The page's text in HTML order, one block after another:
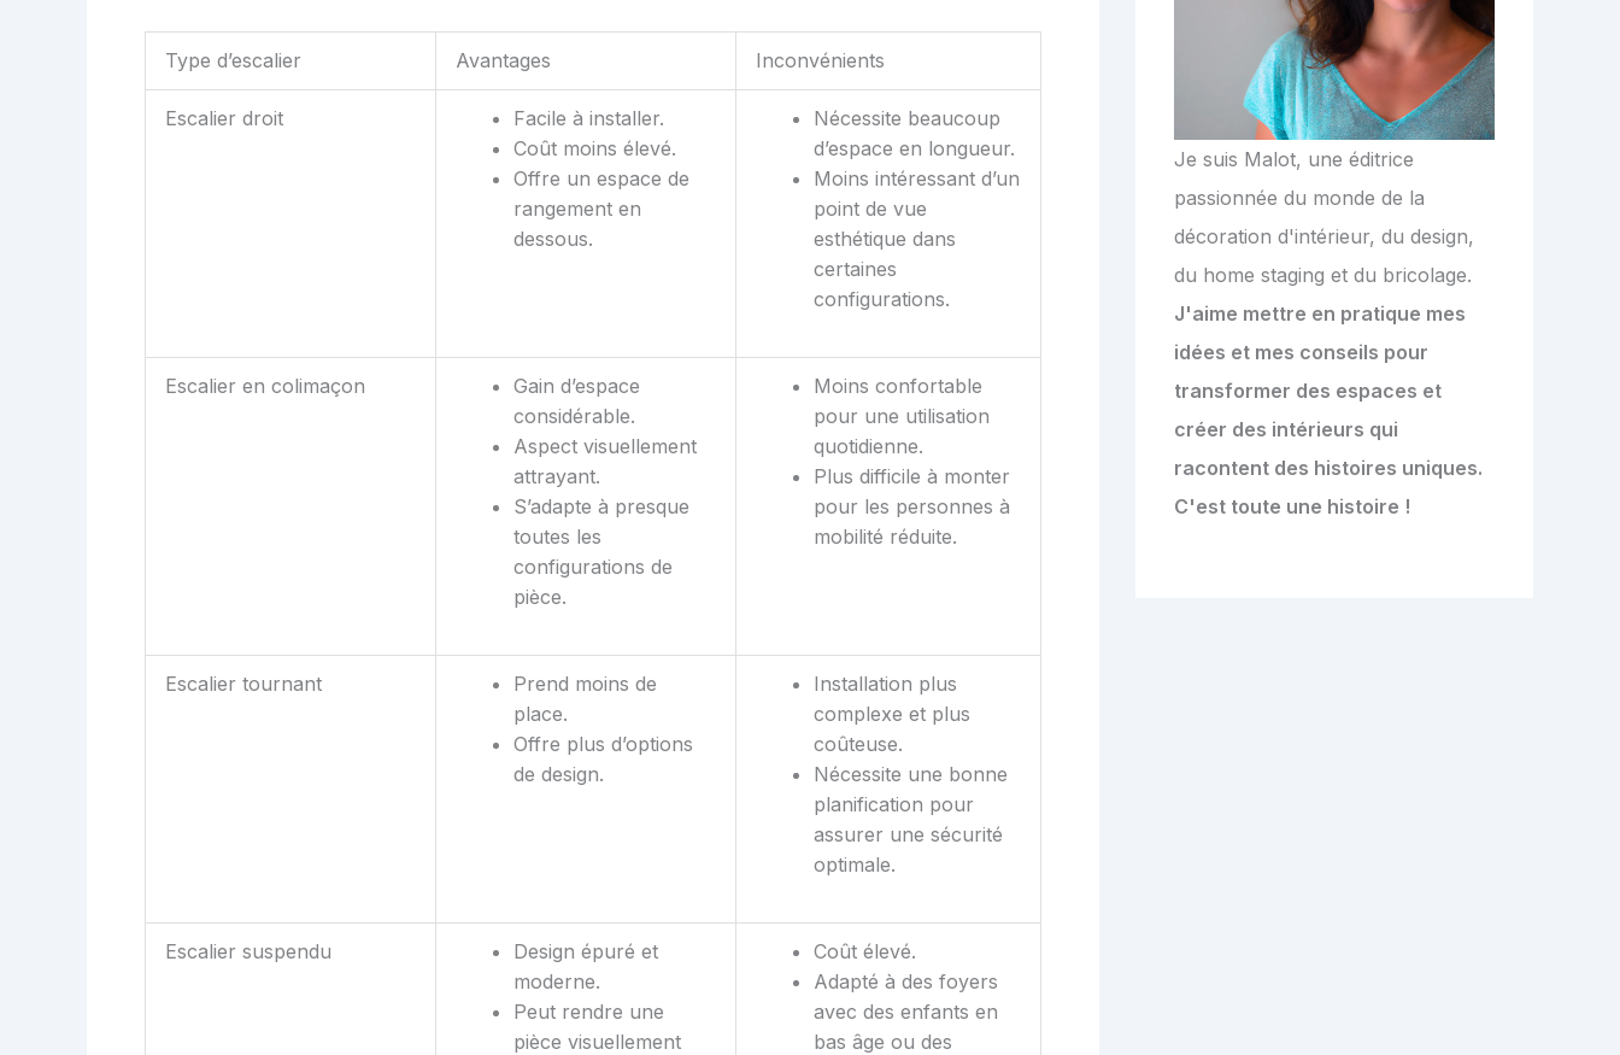
Type d’escalier Avantages Inconvénients
Escalier droit
Facile à installer.
Coût moins élevé.
Offre un espace de
rangement en
dessous.
Nécessite beaucoup
d’espace en longueur.
Moins intéressant d’un
point de vue
esthétique dans
certaines
configurations.
Escalier en colimaçon
Gain d’espace
considérable.
Aspect visuellement
attrayant.
S’adapte à presque
toutes les
configurations de
pièce.
Moins confortable
pour une utilisation
quotidienne.
Plus difficile à monter
pour les personnes à
mobilité réduite.
Escalier tournant
Prend moins de
place.
Offre plus d’options
de design.
Installation plus
complexe et plus
coûteuse.
Nécessite une bonne
planification pour
assurer une sécurité
optimale.
Escalier suspendu
Design épuré et
moderne.
Peut rendre une
pièce visuellement
Coût élevé.
Adapté à des foyers
avec des enfants en
bas âge ou des
Je suis Malot, une éditrice
passionnée du monde de la
décoration d'intérieur, du design,
du home staging et du bricolage.
J'aime mettre en pratique mes
idées et mes conseils pour
transformer des espaces et
créer des intérieurs qui
racontent des histoires uniques.
C'est toute une histoire !